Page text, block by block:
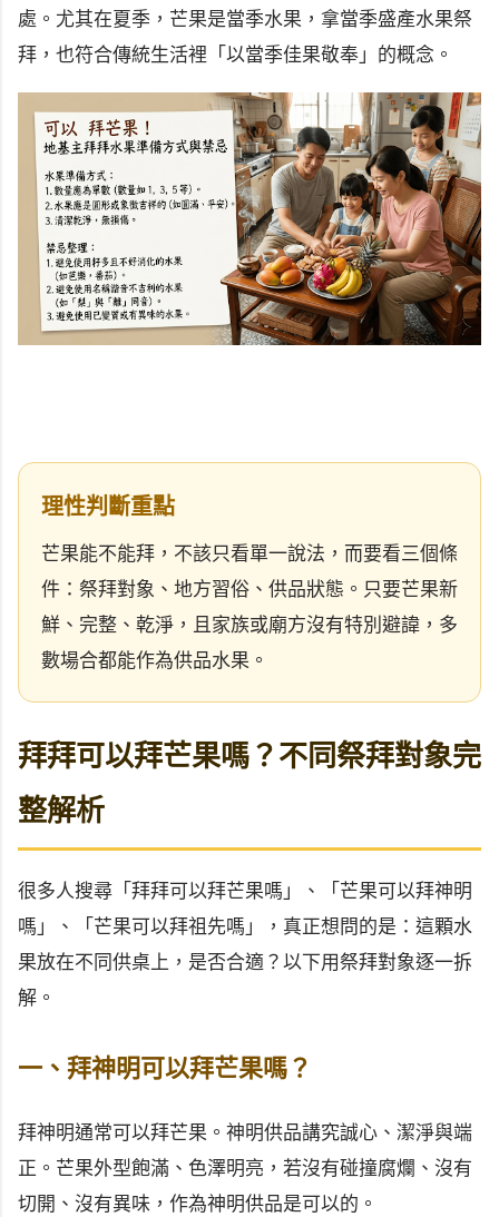
處。尤其在夏季，芒果是當季水果，拿當季盛產水果祭
拜，也符合傳統生活裡「以當季佳果敬奉」的概念。
理性判斷重點
芒果能不能拜，不該只看單一說法，而要看三個條
件：祭拜對象、地方習俗、供品狀態。只要芒果新
鮮、完整、乾淨，且家族或廟方沒有特別避諱，多
數場合都能作為供品水果。
拜拜可以拜芒果嗎？不同祭拜對象完
整解析
很多人搜尋「拜拜可以拜芒果嗎」、「芒果可以拜神明
嗎」、「芒果可以拜祖先嗎」，真正想問的是：這顆水
果放在不同供桌上，是否合適？以下用祭拜對象逐一拆
解。
一、拜神明可以拜芒果嗎？
拜神明通常可以拜芒果。神明供品講究誠心、潔淨與端
正。芒果外型飽滿、色澤明亮，若沒有碰撞腐爛、沒有
切開、沒有異味，作為神明供品是可以的。